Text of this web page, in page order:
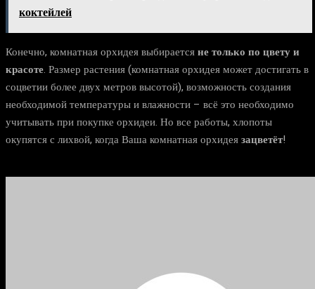
коктейлей
Конечно, комнатная орхидея выбираетсяне только по цвету и
красоте. Размер растения (комнатная орхидея может достигать в
соцветии более двух метров высотой), возможность создания
необходимой температуры и влажности – всё это необходимо
учитывать при покупке орхидеи. Но все работы, хлопоты
окупятся с лихвой, когда Ваша комнатная орхидеязацветёт!